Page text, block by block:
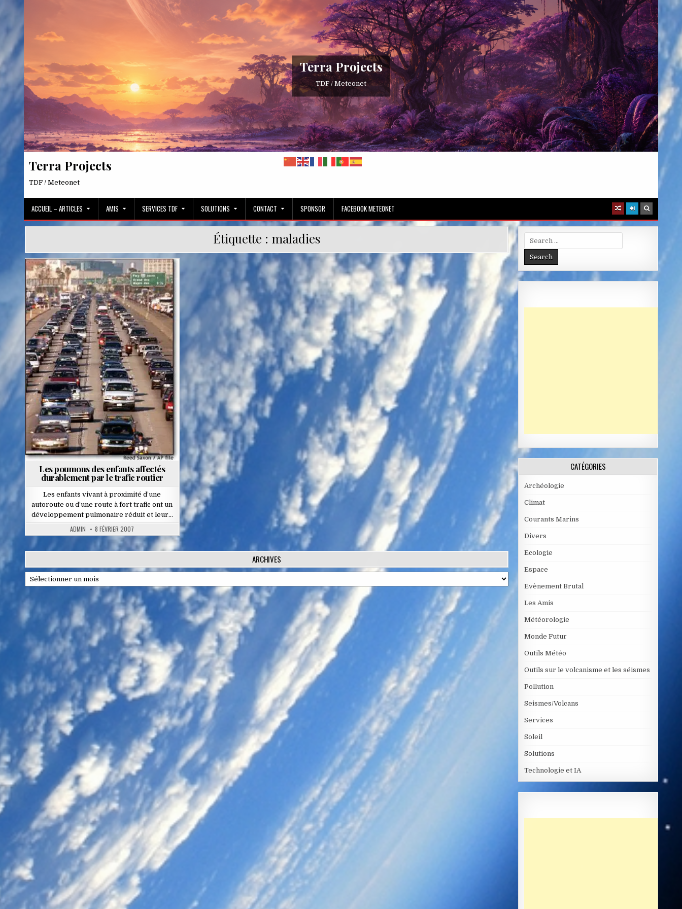
content
Terra Projects
TDF / Meteonet
Terra Projects
TDF / Meteonet
ACCUEIL – ARTICLES AMIS SERVICES TDF SOLUTIONS CONTACT SPONSOR FACEBOOK METEONET
Étiquette : maladies
Posted
in
Les poumons des enfants affectés
durablement par le trafic routier
Les enfants vivant à proximité d’une
autoroute ou d’une route à fort trafic ont un
développement pulmonaire réduit et leur…
ADMIN 8 FÉVRIER 2007
ARCHIVES
Archives
Search
for:
CATÉGORIES
Archéologie
Climat
Courants Marins
Divers
Ecologie
Espace
Evènement Brutal
Les Amis
Météorologie
Monde Futur
Outils Météo
Outils sur le volcanisme et les séismes
Pollution
Seismes/Volcans
Services
Soleil
Solutions
Technologie et IA